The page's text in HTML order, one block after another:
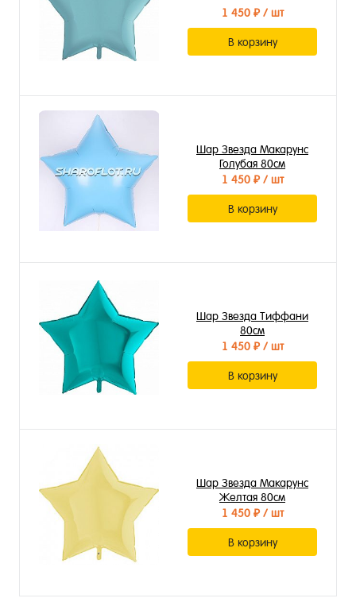
1 450 ₽/ шт
В корзину
Шар Звезда Макарунс
Голубая 80см
1 450 ₽/ шт
В корзину
Шар Звезда Тиффани
80см
1 450 ₽/ шт
В корзину
Шар Звезда Макарунс
Желтая 80см
1 450 ₽/ шт
В корзину